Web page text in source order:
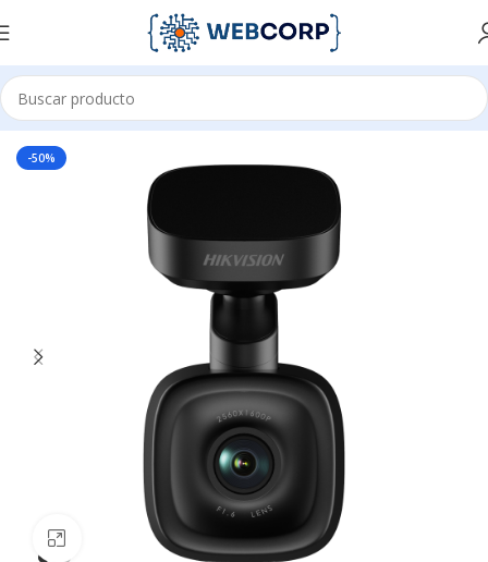
Inicio CCTV CAMARAS CAMARA PARA VEHICULOS
-50%
Haga clic para ampliar